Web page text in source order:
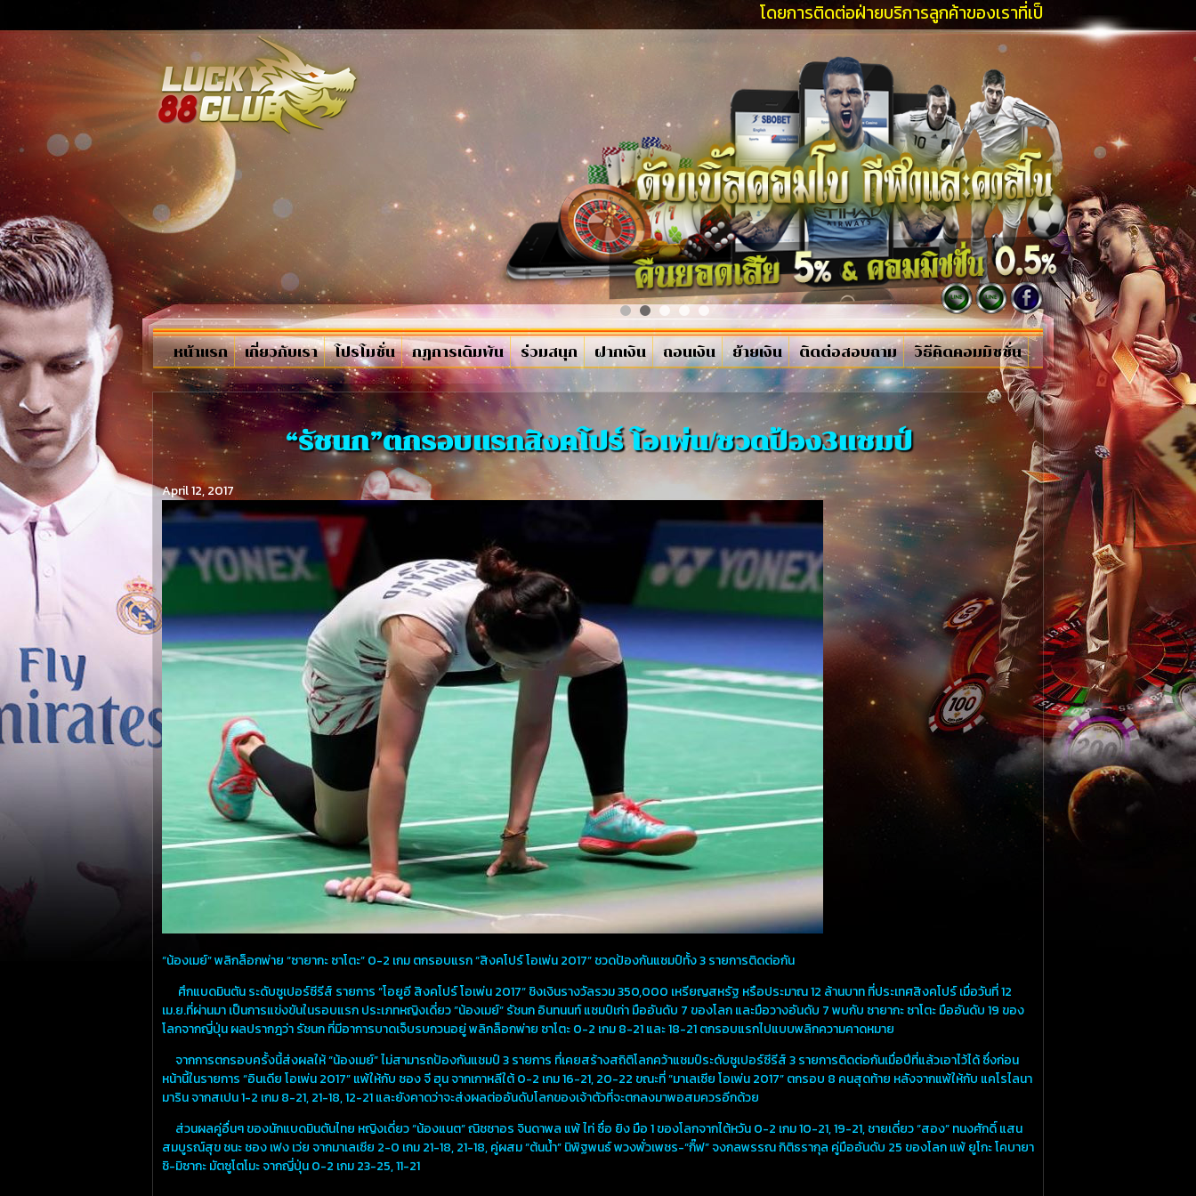
โดยการติดต่อฝ่ายบริการลูกค้าของเราที่เป็นมืออาชีพและคุณจะได้รับโป
หน้าแรก เกี่ยวกับเรา โปรโมชั่น กฏการเดิมพัน ร่วมสนุก ฝากเงิน ถอนเงิน ย้ายเงิน ติดต่อสอบถาม วิธีคิดคอมมิชชั่น
“รัชนก”ตกรอบแรกสิงคโปร์ โอเพ่น/ชวดป้อง3แชมป์
April 12, 2017
“น้องเมย์” พลิกล็อกพ่าย “ซายากะ ซาโตะ” 0-2 เกม ตกรอบแรก “สิงคโปร์ โอเพ่น 2017” ชวดป้องกันแชมป์ทั้ง 3 รายการติดต่อกัน
ศึกแบดมินตัน ระดับซูเปอร์ซีรีส์ รายการ “โอยูอี สิงคโปร์ โอเพ่น 2017” ชิงเงินรางวัลรวม 350,000 เหรียญสหรัฐ หรือประมาณ 12 ล้านบาท ที่ประเทศสิงคโปร์ เมื่อวันที่ 12
เม.ย.ที่ผ่านมา เป็นการแข่งขันในรอบแรก ประเภทหญิงเดี่ยว “น้องเมย์” รัชนก อินทนนท์ แชมป์เก่า มืออันดับ 7 ของโลก และมือวางอันดับ 7 พบกับ ซายากะ ซาโตะ มืออันดับ 19 ของ
โลกจากญี่ปุ่น ผลปรากฎว่า รัชนก ที่มีอาการบาดเจ็บรบกวนอยู่ พลิกล็อกพ่าย ซาโตะ 0-2 เกม 8-21 และ 18-21 ตกรอบแรกไปแบบพลิกความคาดหมาย
จากการตกรอบครั้งนี้ส่งผลให้ “น้องเมย์” ไม่สามารถป้องกันแชมป์ 3 รายการ ที่เคยสร้างสถิติโลกคว้าแชมป์ระดับซูเปอร์ซีรีส์ 3 รายการติดต่อกันเมื่อปีที่แล้วเอาไว้ได้ ซึ่งก่อน
หน้านี้ในรายการ “อินเดีย โอเพ่น 2017” แพ้ให้กับ ซอง จี ฮุน จากเกาหลีใต้ 0-2 เกม 16-21, 20-22 ขณะที่ “มาเลเซีย โอเพ่น 2017” ตกรอบ 8 คนสุดท้าย หลังจากแพ้ให้กับ แคโรไลนา
มาริน จากสเปน 1-2 เกม 8-21, 21-18, 12-21 และยังคาดว่าจะส่งผลต่ออันดับโลกของเจ้าตัวที่จะตกลงมาพอสมควรอีกด้วย
ส่วนผลคู่อื่นๆ ของนักแบดมินตันไทย หญิงเดี่ยว “น้องแนต” ณิชชาอร จินดาพล แพ้ ไท่ ซื่อ ยิง มือ 1 ของโลกจากไต้หวัน 0-2 เกม 10-21, 19-21, ชายเดี่ยว “สอง” ทนงศักดิ์ แสน
สมบูรณ์สุข ชนะ ชอง เฟง เว่ย จากมาเลเซีย 2-0 เกม 21-18, 21-18, คู่ผสม “ต้นน้ำ” นิพิฐพนธ์ พวงพั่วเพชร-“กิ๊ฟ” จงกลพรรณ กิติธรากุล คู่มืออันดับ 25 ของโลก แพ้ ยูโกะ โคบายา
ชิ-มิซากะ มัตซูโตโมะ จากญี่ปุ่น 0-2 เกม 23-25, 11-21